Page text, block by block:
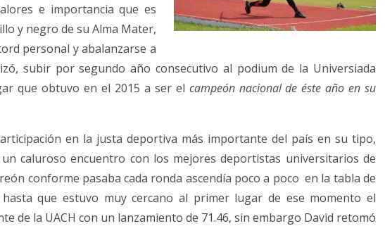
e importancia que es
y negro de su Alma Mater,
personal y abalanzarse a
subir por segundo año consecutivo al podium de la Universiada
que obtuvo en el 2015 a ser el campeón nacional de éste año en su
en la justa deportiva más importante del país en su tipo,
caluroso encuentro con los mejores deportistas universitarios de
conforme pasaba cada ronda ascendía poco a poco en la tabla de
hasta que estuvo muy cercano al primer lugar de ese momento el
de la UACH con un lanzamiento de 71.46, sin embargo David retomó